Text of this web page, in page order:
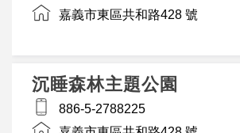
嘉義市東區共和路428 號
沉睡森林主題公園
886-5-2788225